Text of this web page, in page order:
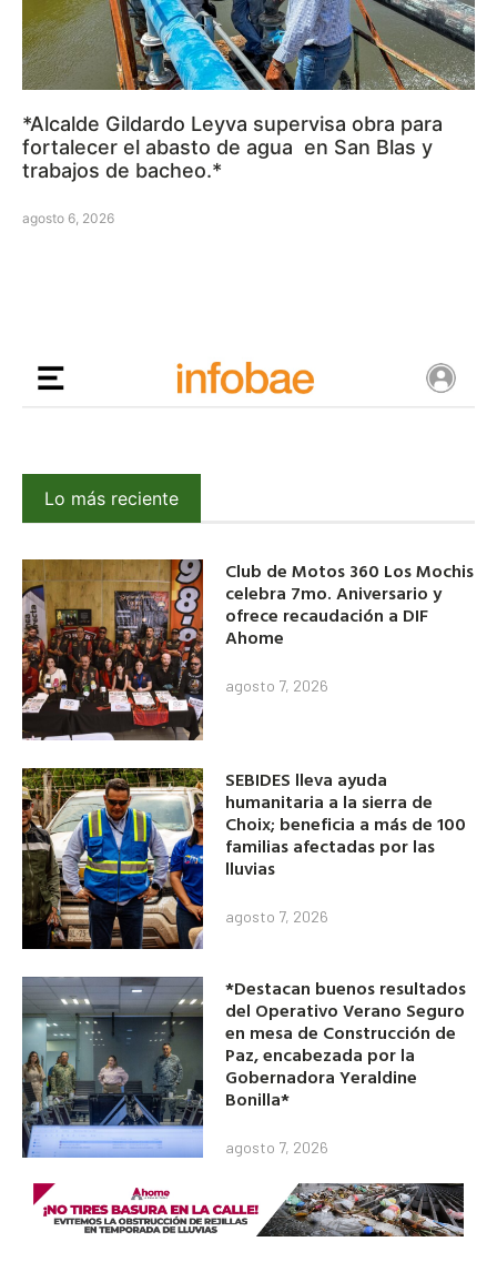
*Alcalde Gildardo Leyva supervisa obra para
fortalecer el abasto de agua en San Blas y
trabajos de bacheo.*
agosto 6, 2026
Lo más reciente
Club de Motos 360 Los Mochis
celebra 7mo. Aniversario y
ofrece recaudación a DIF
Ahome
agosto 7, 2026
SEBIDES lleva ayuda
humanitaria a la sierra de
Choix; beneficia a más de 100
familias afectadas por las
lluvias
agosto 7, 2026
*Destacan buenos resultados
del Operativo Verano Seguro
en mesa de Construcción de
Paz, encabezada por la
Gobernadora Yeraldine
Bonilla*
agosto 7, 2026